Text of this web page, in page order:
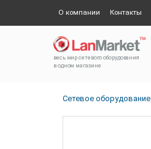
О компании Контакты
весь мир сетевого оборудования
в одном магазине
Сетевое оборудование